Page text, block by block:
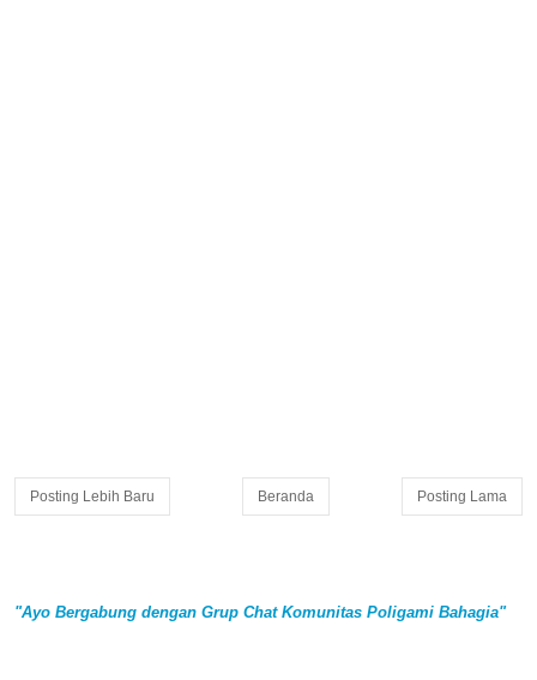
Posting Lebih Baru Posting Lama
Beranda
"Ayo Bergabung dengan Grup Chat Komunitas Poligami Bahagia"